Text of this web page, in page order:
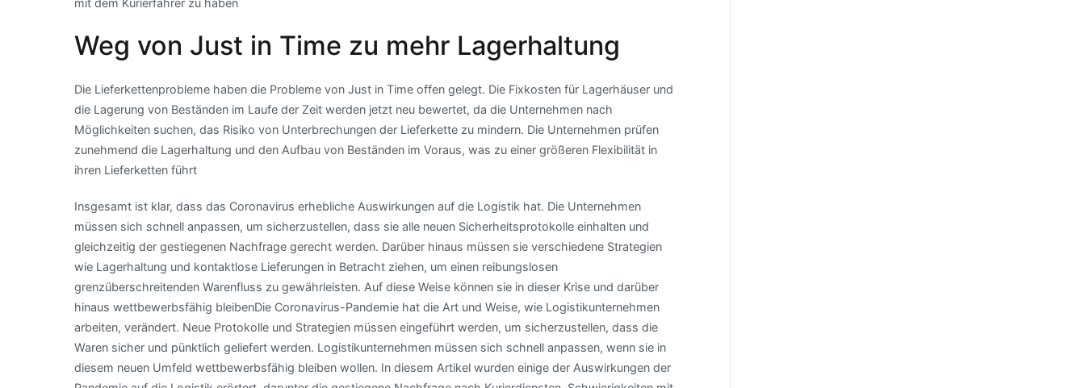
Weg von Just in Time zu mehr Lagerhaltung
Die Lieferkettenprobleme haben die Probleme von Just in Time offen gelegt. Die Fixkosten für Lagerhäuser und
die Lagerung von Beständen im Laufe der Zeit werden jetzt neu bewertet, da die Unternehmen nach
Möglichkeiten suchen, das Risiko von Unterbrechungen der Lieferkette zu mindern. Die Unternehmen prüfen
zunehmend die Lagerhaltung und den Aufbau von Beständen im Voraus, was zu einer größeren Flexibilität in
ihren Lieferketten führt
Insgesamt ist klar, dass das Coronavirus erhebliche Auswirkungen auf die Logistik hat. Die Unternehmen
müssen sich schnell anpassen, um sicherzustellen, dass sie alle neuen Sicherheitsprotokolle einhalten und
gleichzeitig der gestiegenen Nachfrage gerecht werden. Darüber hinaus müssen sie verschiedene Strategien
wie Lagerhaltung und kontaktlose Lieferungen in Betracht ziehen, um einen reibungslosen
grenzüberschreitenden Warenfluss zu gewährleisten. Auf diese Weise können sie in dieser Krise und darüber
hinaus wettbewerbsfähig bleibenDie Coronavirus-Pandemie hat die Art und Weise, wie Logistikunternehmen
arbeiten, verändert. Neue Protokolle und Strategien müssen eingeführt werden, um sicherzustellen, dass die
Waren sicher und pünktlich geliefert werden. Logistikunternehmen müssen sich schnell anpassen, wenn sie in
diesem neuen Umfeld wettbewerbsfähig bleiben wollen. In diesem Artikel wurden einige der Auswirkungen der